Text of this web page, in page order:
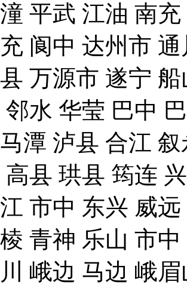
平武 江油 南
阆中 达州市
万源市 遂宁
水 华莹 巴中
潭 泸县 合江
高县 珙县 筠连
市中 东兴 威
青神 乐山 市
峨边 马边 峨